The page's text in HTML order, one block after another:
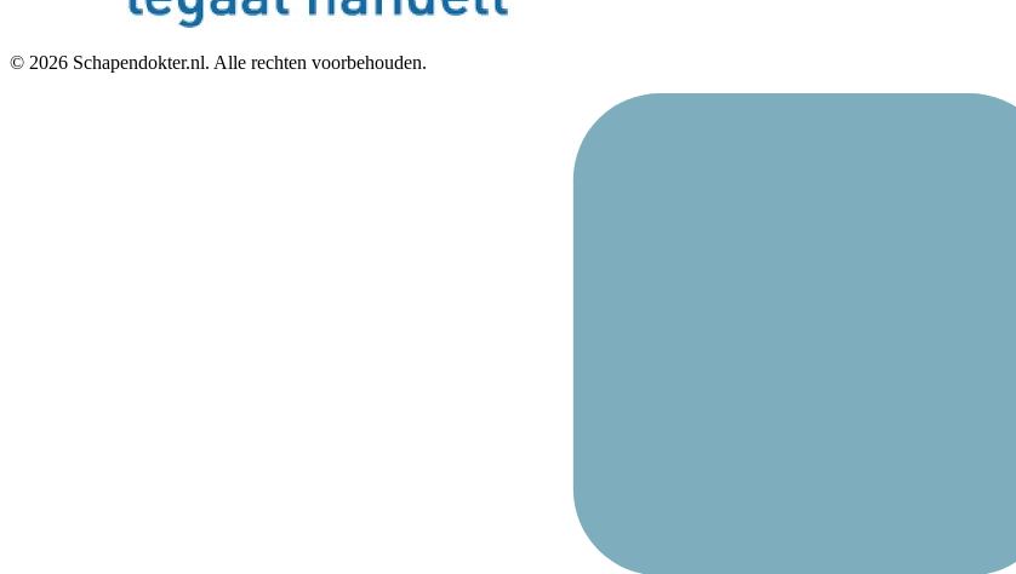
© 2026 Schapendokter.nl. Alle rechten voorbehouden.